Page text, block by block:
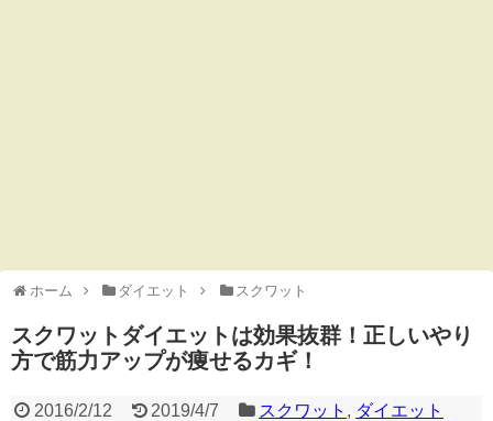
ホーム ダイエット スクワット
スクワットダイエットは効果抜群！正しいやり
方で筋力アップが痩せるカギ！
2016/2/12 2019/4/7 スクワット , ダイエット